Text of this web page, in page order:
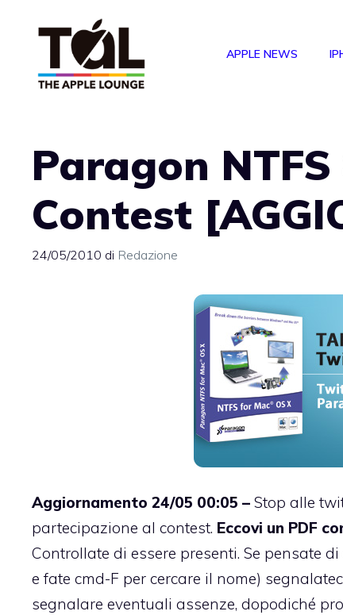
APPLE NEWS
Paragon
Contest
24/05/2010 di Redazione
Aggiornamento 24/05 00:05 – Stop alle
partecipazione al contest. Eccovi un PDF
Controllate di essere presenti. Se pensate
e fate cmd-F per cercare il nome)
segnalare eventuali assenze, dopodiché